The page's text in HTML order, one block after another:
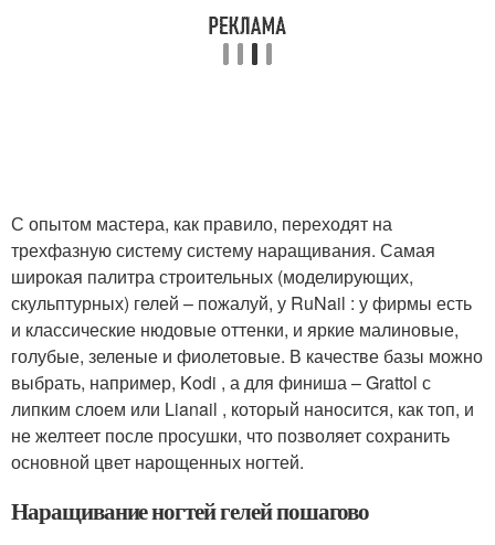
С опытом мастера, как правило, переходят на
трехфазную систему систему наращивания. Самая
широкая палитра строительных (моделирующих,
скульптурных) гелей – пожалуй, у RuNail : у фирмы есть
и классические нюдовые оттенки, и яркие малиновые,
голубые, зеленые и фиолетовые. В качестве базы можно
выбрать, например, Kodi , а для финиша – Grattol с
липким слоем или Lianail , который наносится, как топ, и
не желтеет после просушки, что позволяет сохранить
основной цвет нарощенных ногтей.
Наращивание ногтей гелей пошагово